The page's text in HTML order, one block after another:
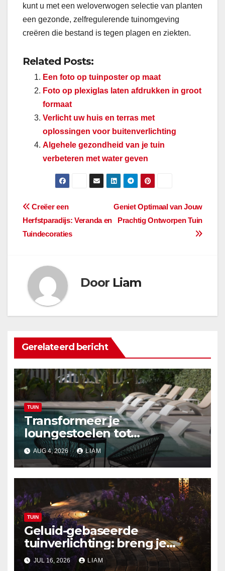
kunt u met een weloverwogen selectie van planten
een gezonde, zelfregulerende tuinomgeving
creëren die bestand is tegen plagen en ziekten.
Related Posts:
Een foto op tuinposter op maat
Foto op plexiglas laten afdrukken in groot
formaat
Verlicht uw huis en terras met
oplossingen voor buitenverlichting
Algehele gezondheid van je tuin
verbeteren met water geven
BerichtnavigatieGeniet Optimaal van Jouw
Prachtig Ontworpen Tuin
Creëer een
Herfstparadijs: Veranda en
Tuindecoraties
Door Liam
Gerelateerd bericht
TUIN
Transformeer je
loungestoelen tot
zonvriendelijke zitplekken
AUG 4, 2026 LIAM
TUIN
Geluid-gebaseerde
tuinverlichting: breng je
buitenruimte tot leven met
audio-reactieve technologie
JUL 16, 2026 LIAM